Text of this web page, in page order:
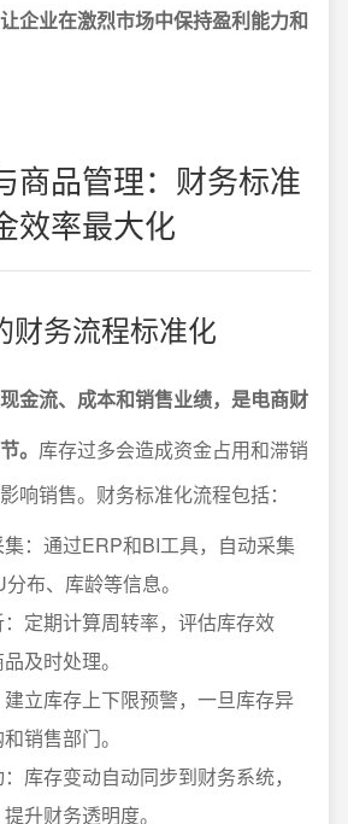
企业在激烈市场中保持盈利能力和
商品管理：财务标准
效率最大化
财务流程标准化
金流、成本和销售业绩，是电商财
。 库存过多会造成资金占用和滞销
响销售。财务标准化流程包括：
：通过ERP和BI工具，自动采集
布、库龄等信息。
定期计算周转率，评估库存效
及时处理。
立库存上下限预警，一旦库存异
销售部门。
库存变动自动同步到财务系统，
升财务透明度。